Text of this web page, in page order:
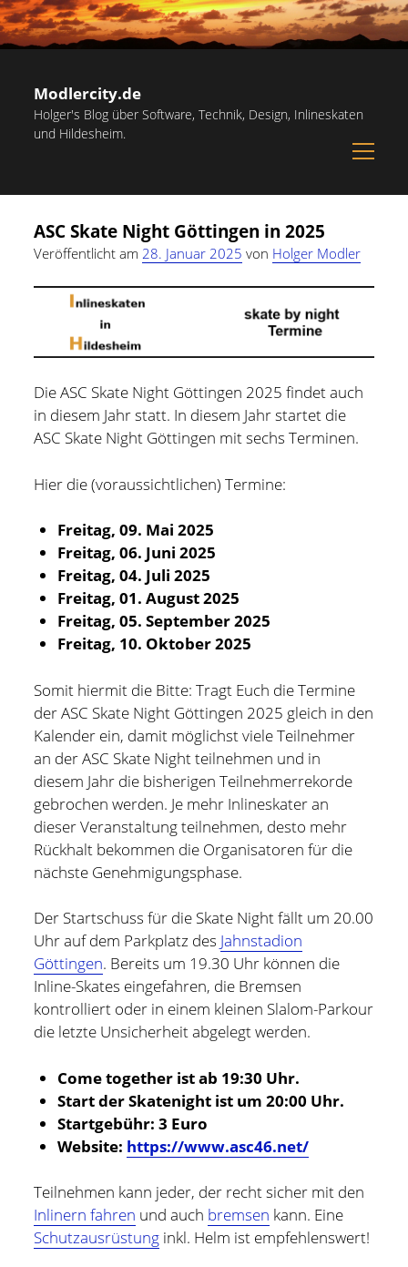
Modlercity.de
Holger's Blog über Software, Technik, Design, Inlineskaten
und Hildesheim.
open
menu
Startseite
Inlineskaten in Hildesheim
Papiervorlagen – Hilfreiche Vorlagen zum Ausdrucken
Kostenlose Illustrationen und Grafiken
Notdienst-Rufnummern für Hildesheim
Über mich
Kontakt
twitterfacebooklinkedinpinterestyoutube
rss
paypal
Suchen
Kategorien
Persönliches(22)
Hildesheim(101)
Bücher und Magazine(15)
Haus, Wohnung und Garten
Selbstmanagement(28)
Technik (9)
Inlineskaten
(103)
Wer schreibt hier?
Holger Modler
Beruflich beschäftige ich mich mit User Experience und
HMI-Design, entwickele Tools für das Projektcontrolling
und bin zur Zeit für Prozesse, Methoden und Tools
(PMT) im Compute Middleware Bereich bei der ETAS
ASC Skate Night Göttingen in 2025
Veröffentlicht am 28. Januar 2025 von Holger Modler
Die ASC Skate Night Göttingen 2025 findet auch
in diesem Jahr statt. In diesem Jahr startet die
ASC Skate Night Göttingen mit sechs Terminen.
Hier die (voraussichtlichen) Termine:
Freitag, 09. Mai 2025
Freitag, 06. Juni 2025
Freitag, 04. Juli 2025
Freitag, 01. August 2025
Freitag, 05. September 2025
Freitag, 10. Oktober 2025
Somit hiermit die Bitte: Tragt Euch die Termine
der ASC Skate Night Göttingen 2025 gleich in den
Kalender ein, damit möglichst viele Teilnehmer
an der ASC Skate Night teilnehmen und in
diesem Jahr die bisherigen Teilnehmerrekorde
gebrochen werden. Je mehr Inlineskater an
dieser Veranstaltung teilnehmen, desto mehr
Rückhalt bekommen die Organisatoren für die
nächste Genehmigungsphase.
Der Startschuss für die Skate Night fällt um 20.00
Uhr auf dem Parkplatz des Jahnstadion
Göttingen. Bereits um 19.30 Uhr können die
Inline-Skates eingefahren, die Bremsen
kontrolliert oder in einem kleinen Slalom-Parkour
die letzte Unsicherheit abgelegt werden.
Come together ist ab 19:30 Uhr.
Start der Skatenight ist um 20:00 Uhr.
Startgebühr: 3 Euro
Website: https://www.asc46.net/
Teilnehmen kann jeder, der recht sicher mit den
Inlinern fahren und auch bremsen kann. Eine
Schutzausrüstung inkl. Helm ist empfehlenswert!